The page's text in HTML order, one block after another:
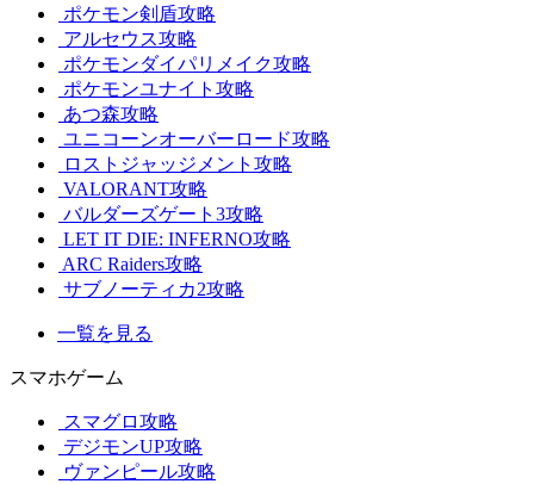
ポケモン剣盾攻略
アルセウス攻略
ポケモンダイパリメイク攻略
ポケモンユナイト攻略
あつ森攻略
ユニコーンオーバーロード攻略
ロストジャッジメント攻略
VALORANT攻略
バルダーズゲート3攻略
LET IT DIE: INFERNO攻略
ARC Raiders攻略
サブノーティカ2攻略
一覧を見る
スマホゲーム
スマグロ攻略
デジモンUP攻略
ヴァンピール攻略